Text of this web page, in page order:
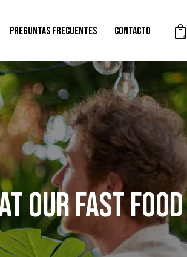
PREGUNTAS FRECUENTES CONTACTO 0
OUR FAST FOOD